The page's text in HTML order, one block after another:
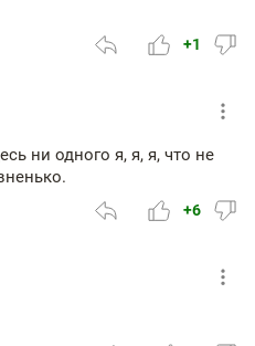
+1
ни одного я, я, я, что не
+6